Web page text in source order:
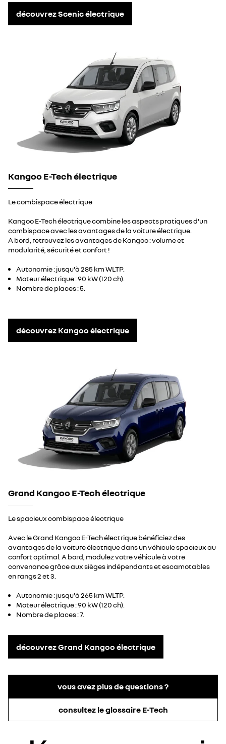
découvrez Scenic électrique
Kangoo E-Tech électrique
Le combispace électrique
Kangoo E-Tech électrique combine les aspects pratiques d'un
combispace avec les avantages de la voiture électrique.
A bord, retrouvez les avantages de Kangoo : volume et
modularité, sécurité et confort !
Autonomie : jusqu'à 285 km WLTP.
Moteur électrique : 90 kW (120 ch).
Nombre de places : 5.
découvrez Kangoo électrique
Grand Kangoo E-Tech électrique
Le spacieux combispace électrique
Avec le Grand Kangoo E-Tech électrique bénéficiez des
avantages de la voiture électrique dans un véhicule spacieux au
confort optimal. A bord, modulez votre véhicule à votre
convenance grâce aux sièges indépendants et escamotables
en rangs 2 et 3.
Autonomie : jusqu'à 265 km WLTP.
Moteur électrique : 90 kW (120 ch).
Nombre de places : 7.
découvrez Grand Kangoo électrique
vous avez plus de questions ?
consultez le glossaire E-Tech